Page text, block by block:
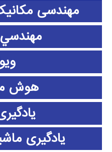
مهندسی
هوش
یادگیری